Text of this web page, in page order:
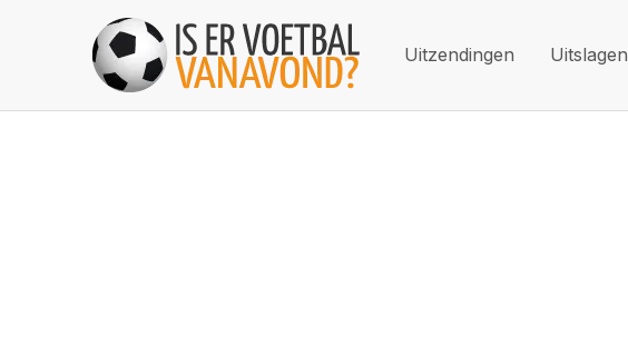
Uitzendingen Uitslagen